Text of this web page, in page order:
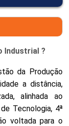
Industrial ?
da Produção
a distância,
alinhada ao
Tecnologia, 4ª
voltada para o